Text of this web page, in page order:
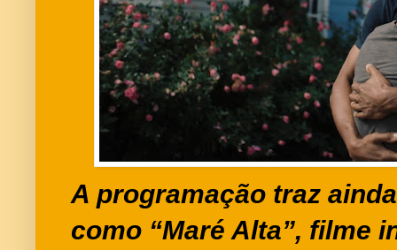
A programação traz
como “Maré Alta”, filme